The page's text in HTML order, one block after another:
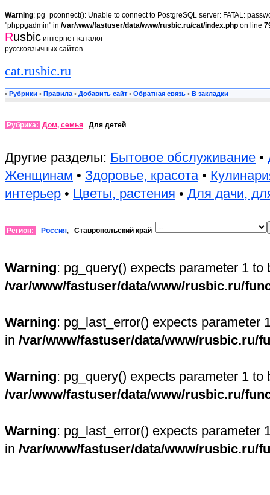
Warning: pg_pconnect(): Unable to connect to PostgreSQL server: FATAL:
"phppgadmin" in /var/www/fastuser/data/www/rusbic.ru/cat/index.php on line
Rusbic интернет каталог
русскоязычных сайтов
cat.rusbic.ru
• Рубрики • Правила • Добавить сайт • Обратная связь • В закладки
Рубрика: Дом, семья Для детей
Другие разделы: Бытовое обслуживание •
Женщинам • Здоровье, красота•
интерьер • Цветы, растения • Для дачи,
Регион: Россия, Ставропольский край
Warning: pg_query() expects parameter 1
/var/www/fastuser/data/www/rusbic.ru/
Warning: pg_last_error() expects parameter
in /var/www/fastuser/data/www/rusbic.ru/
Warning: pg_query() expects parameter 1
/var/www/fastuser/data/www/rusbic.ru/
Warning: pg_last_error() expects parameter
in /var/www/fastuser/data/www/rusbic.ru/